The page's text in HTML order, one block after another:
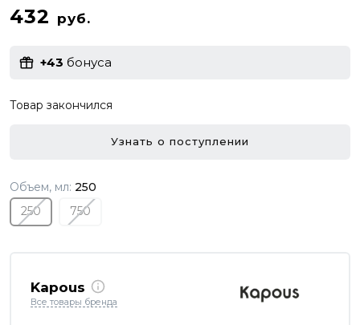
432 руб.
+43 бонуса
Товар закончился
Узнать о поступлении
Объем, мл: 250
250
750
Kapous
Все товары бренда